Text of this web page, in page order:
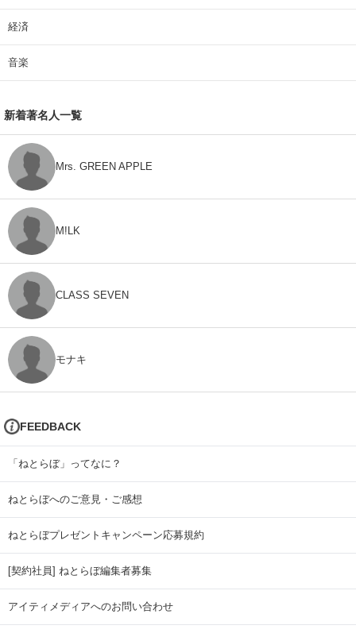
経済
音楽
新着著名人一覧
Mrs. GREEN APPLE
M!LK
CLASS SEVEN
モナキ
FEEDBACK
「ねとらぼ」ってなに？
ねとらぼへのご意見・ご感想
ねとらぼプレゼントキャンペーン応募規約
[契約社員] ねとらぼ編集者募集
アイティメディアへのお問い合わせ